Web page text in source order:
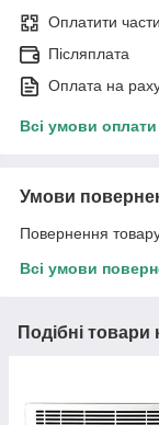
Оплатити
Післяплата
Оплата на
Всі умови оплати
Умови
Повернення
Всі умови
Подібні товари